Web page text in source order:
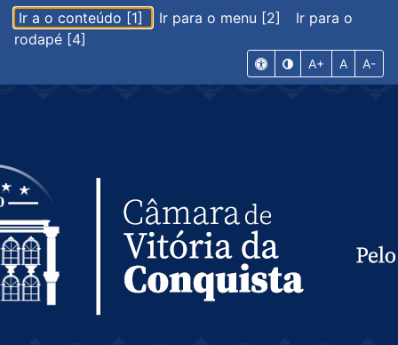
Ir a o conteúdo [1] Ir para o menu [2]
Ir para o
rodapé [4]
A+ A A-